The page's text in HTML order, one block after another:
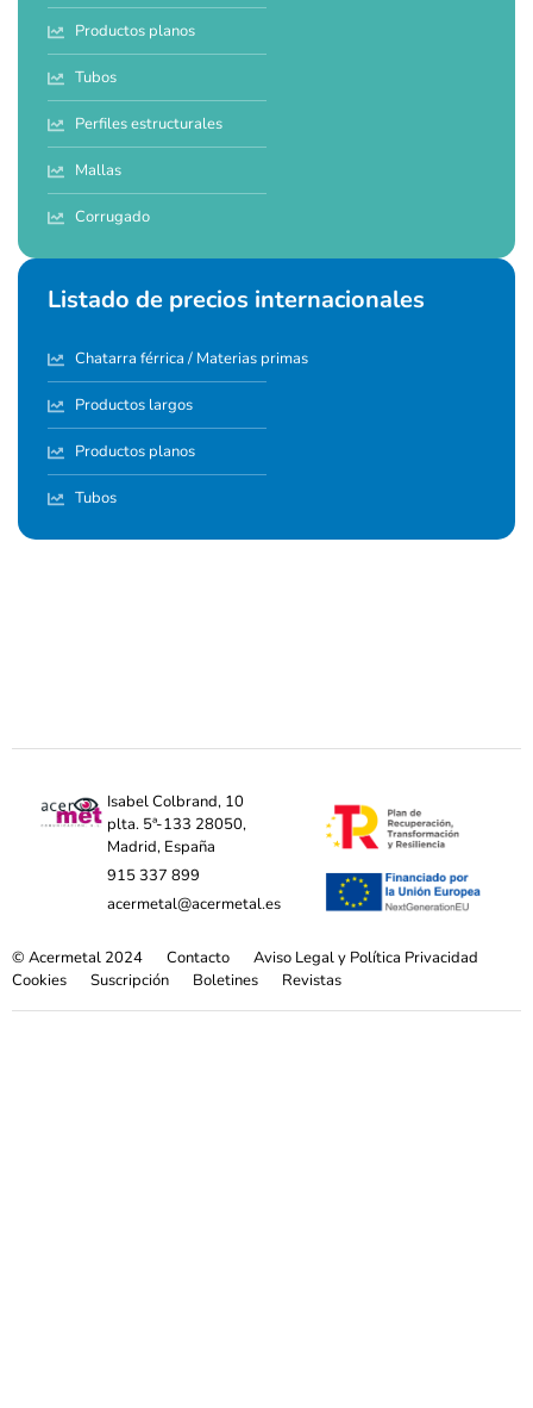
Productos planos
Tubos
Perfiles estructurales
Mallas
Corrugado
Listado de precios internacionales
Chatarra férrica / Materias primas
Productos largos
Productos planos
Tubos
Isabel Colbrand, 10
plta. 5ª-133 28050,
Madrid, España
915 337 899
acermetal@acermetal.es
© Acermetal 2024 Contacto
Aviso Legal y Política Privacidad
Cookies
Suscripción Boletines Revistas